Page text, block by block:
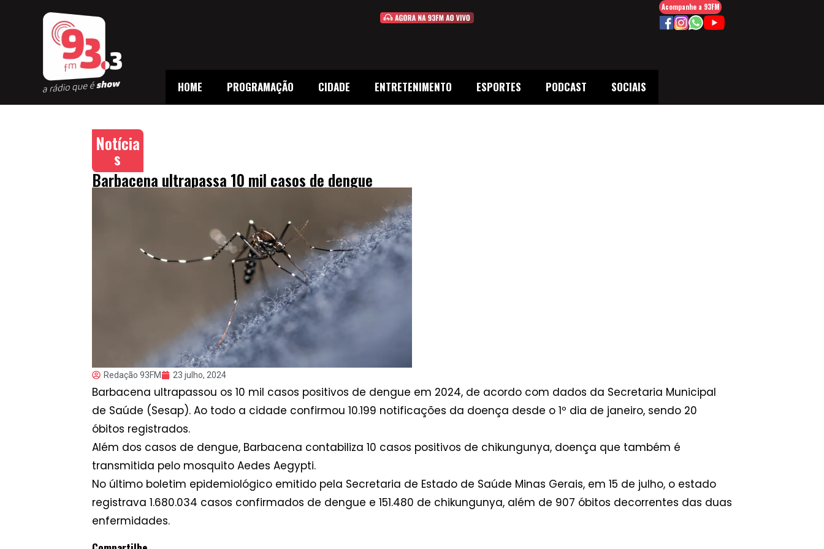
HOME PROGRAMAÇÃO CIDADE ENTRETENIMENTO ESPORTES PODCAST SOCIAIS
Acompanhe a 93FM
Notícia
s
Barbacena ultrapassa 10 mil casos de dengue
Redação 93FM 23 julho, 2024
Barbacena ultrapassou os 10 mil casos positivos de dengue em 2024, de acordo com dados da Secretaria Municipal
de Saúde (Sesap). Ao todo a cidade confirmou 10.199 notificações da doença desde o 1º dia de janeiro, sendo 20
óbitos registrados.
Além dos casos de dengue, Barbacena contabiliza 10 casos positivos de chikungunya, doença que também é
transmitida pelo mosquito Aedes Aegypti.
No último boletim epidemiológico emitido pela Secretaria de Estado de Saúde Minas Gerais, em 15 de julho, o estado
registrava 1.680.034 casos confirmados de dengue e 151.480 de chikungunya, além de 907 óbitos decorrentes das duas
enfermidades.